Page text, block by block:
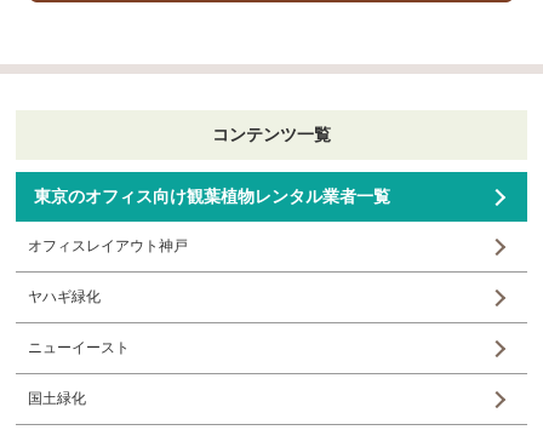
コンテンツ一覧
東京のオフィス向け観葉植物レンタル業者一覧
オフィスレイアウト神戸
ヤハギ緑化
ニューイースト
国土緑化